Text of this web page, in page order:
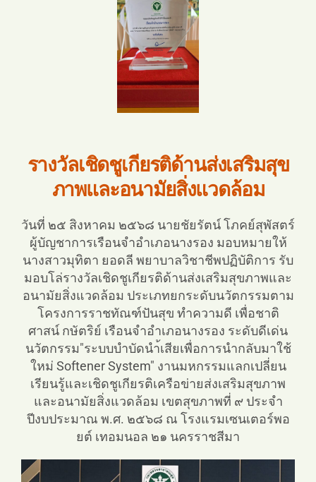
รางวัลเชิดชูเกียรติด้านส่งเสริมสุข
ภาพและอนามัยสิ่งแวดล้อม
วันที่ ๒๕ สิงหาคม ๒๕๖๘ นายชัยรัตน์ โภคย์สุพัสตร์
ผู้บัญชาการเรือนจำอำเภอนางรอง มอบหมายให้
นางสาวมุทิตา ยอดลี พยาบาลวิชาชีพปฏิบัติการ รับ
มอบโล่รางวัลเชิดชูเกียรติด้านส่งเสริมสุขภาพและ
อนามัยสิ่งแวดล้อม ประเภทยกระดับนวัตกรรมตาม
โครงการราชทัณฑ์ปันสุข ทำความดี เพื่อชาติ
ศาสน์ กษัตริย์ เรือนจำอำเภอนางรอง ระดับดีเด่น
นวัตกรรม"ระบบบำบัดนำ้เสียเพื่อการนำกลับมาใช้
ใหม่ Softener System" งานมหกรรมแลกเปลี่ยน
เรียนรู้และเชิดชูเกียรติเครือข่ายส่งเสริมสุขภาพ
และอนามัยสิ่งแวดล้อม เขตสุขภาพที่ ๙ ประจำ
ปีงบประมาณ พ.ศ. ๒๕๖๘ ณ โรงแรมเซนเตอร์พอ
ยต์ เทอมนอล ๒๑ นครราชสีมา